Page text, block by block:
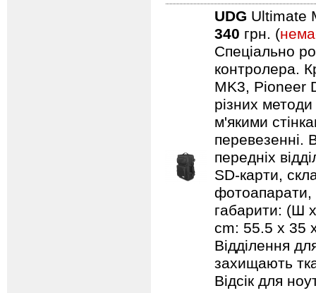
UDG Ultimate
340 грн. (
Спеціально
контролера.
MK3, Pioneer
різних
м'якими
перевезенні.
передніх
SD-карти,
фотоапарати,
габарити: (Ш
cm: 55.5 x 35
Відділення
захищають
Відсік для